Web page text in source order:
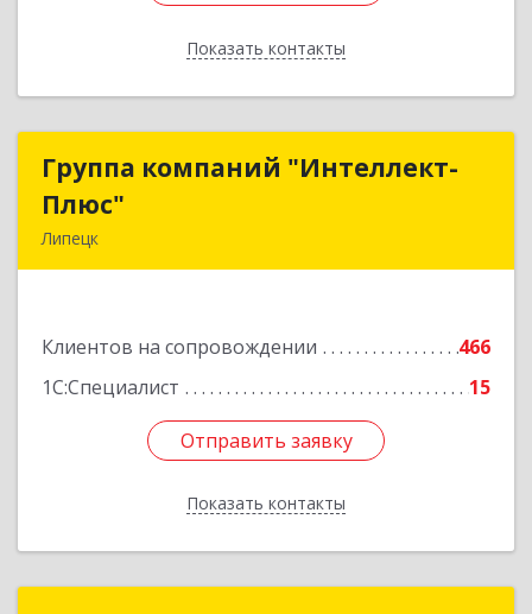
Показать контакты
Назад
Группа компаний "Интеллект-
Плюс"
Липецк
Клиентов на сопровождении
466
1С:Специалист
15
Отправить заявку
Показать контакты
Группа компаний "Интеллект-
Подробнее
Отправить заявку
Назад